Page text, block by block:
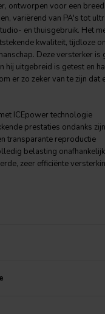
ontworpen voor een breed
variërend van PA's tot
en thuisgebruik. Het
kwaliteit, tijdloze
Deze versterker
hij uitgebreid is getest en
er zo zeker van te zijn dat
ICEpower technologie
prestaties ondanks
transparante reproductie
belasting
zeer efficiënte
binding posts output
geassembleerd in
blijft een